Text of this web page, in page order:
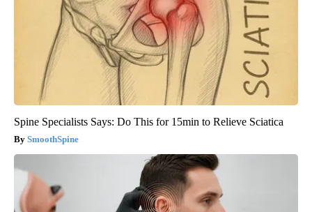
Spine Specialists Says: Do This for 15min to Relieve Sciatica
SmoothSpine